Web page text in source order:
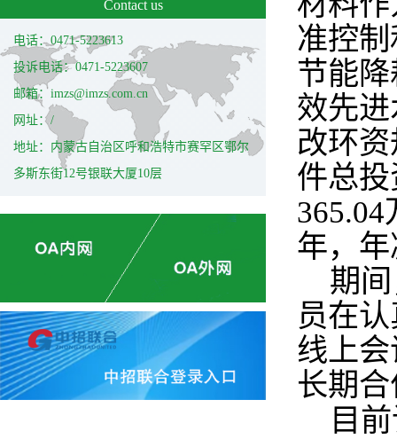
Contact us
电话：0471-5223613
投诉电话：0471-5223607
邮箱：imzs@imzs.com.cn
网址：/
地址：内蒙古自治区呼和浩特市赛罕区鄂尔
多斯东街12号银联大厦10层
准控
节能
效先
改环
件总
年，
期
员在
线上
长期
目